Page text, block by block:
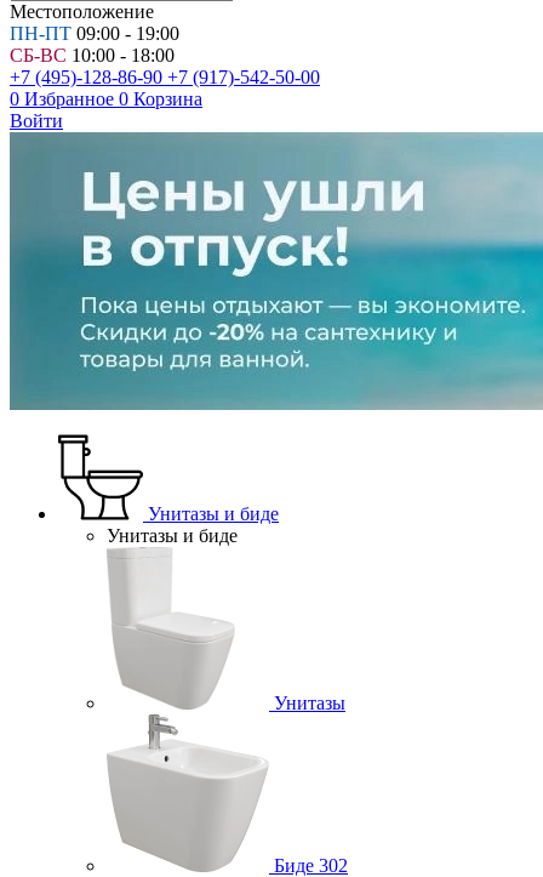
Местоположение
ПН-ПТ 09:00 - 19:00
СБ-ВС 10:00 - 18:00
+7 (495)-128-86-90 +7 (917)-542-50-00
0 Избранное 0 Корзина
Войти
Унитазы и биде
Унитазы и биде
Унитазы
Биде 302